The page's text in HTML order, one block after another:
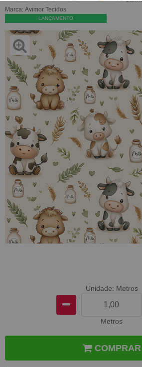
Marca: Avimor Tecidos
LANÇAMENTO
Unidade: Metros
Metros
COMPRAR